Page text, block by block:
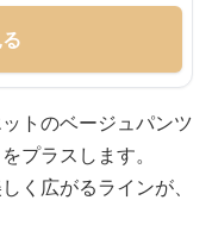
トのベージュパンツ
プラスします。
く広がるラインが、